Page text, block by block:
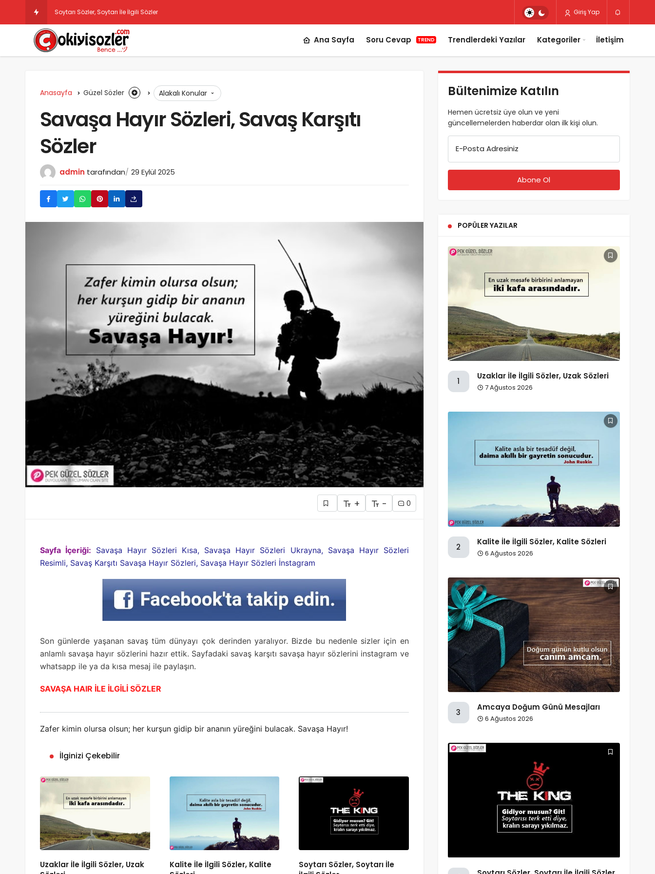
Soytarı Sözler, Soytarı İle İlgili Sözler Giriş Yap
Ana Sayfa Soru Cevap TREND Trendlerdeki Yazılar Kategoriler İletişim
Anasayfa Güzel Sözler Alakalı Konular
Savaşa Hayır Sözleri, Savaş Karşıtı
Sözler
admin tarafından 29 Eylül 2025
+ - 0
Sayfa İçeriği: Savaşa Hayır Sözleri Kısa, Savaşa Hayır Sözleri Ukrayna, Savaşa Hayır Sözleri
Resimli, Savaş Karşıtı Savaşa Hayır Sözleri, Savaşa Hayır Sözleri İnstagram
Son günlerde yaşanan savaş tüm dünyayı çok derinden yaralıyor. Bizde bu nedenle sizler için en
anlamlı savaşa hayır sözlerini hazır ettik. Sayfadaki savaş karşıtı savaşa hayır sözlerini instagram ve
whatsapp ile ya da kısa mesaj ile paylaşın.
SAVAŞA HAIR İLE İLGİLİ SÖZLER
Zafer kimin olursa olsun; her kurşun gidip bir ananın yüreğini bulacak. Savaşa Hayır!
İlginizi Çekebilir
Uzaklar İle İlgili Sözler, Uzak
Kalite İle İlgili Sözler, Kalite
Soytarı Sözler, Soytarı İle
Bültenimize Katılın
Hemen ücretsiz üye olun ve yeni
güncellemelerden haberdar olan ilk kişi olun.
E-Posta Adresiniz
POPÜLER YAZILAR
1
Uzaklar İle İlgili Sözler, Uzak Sözleri
7 Ağustos 2026
2
Kalite İle İlgili Sözler, Kalite Sözleri
6 Ağustos 2026
3
Amcaya Doğum Günü Mesajları
6 Ağustos 2026